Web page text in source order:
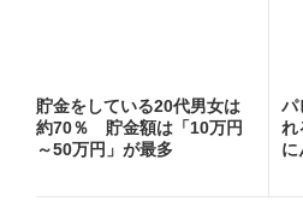
貯金をしている20代男女は
約70％ 貯金額は「10万円
～50万円」が最多
パ
れ
に